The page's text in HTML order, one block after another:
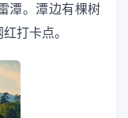
潭。潭边有棵树
打卡点。